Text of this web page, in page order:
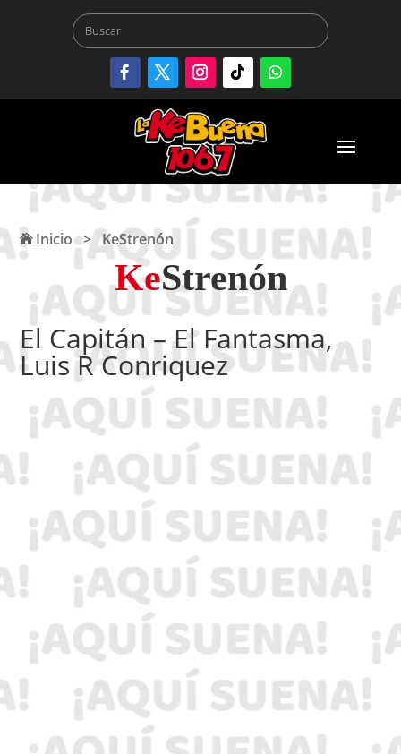
Inicio>KeStrenón
KeStrenón
El Capitán – El Fantasma,
Luis R Conriquez